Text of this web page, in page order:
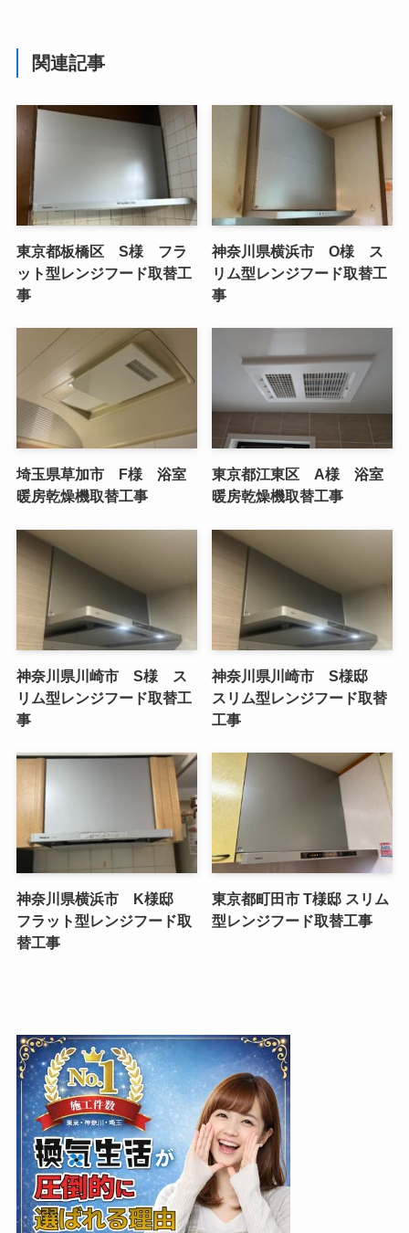
関連記事
東京都板橋区 S様 フラ
ット型レンジフード取替工
事
神奈川県横浜市 O様 ス
リム型レンジフード取替工
事
埼玉県草加市 F様 浴室
暖房乾燥機取替工事
東京都江東区 A様 浴室
暖房乾燥機取替工事
神奈川県川崎市 S様 ス
リム型レンジフード取替工
事
神奈川県川崎市 S様邸
スリム型レンジフード取替
工事
神奈川県横浜市 K様邸
フラット型レンジフード取
替工事
東京都町田市 T様邸 スリム
型レンジフード取替工事